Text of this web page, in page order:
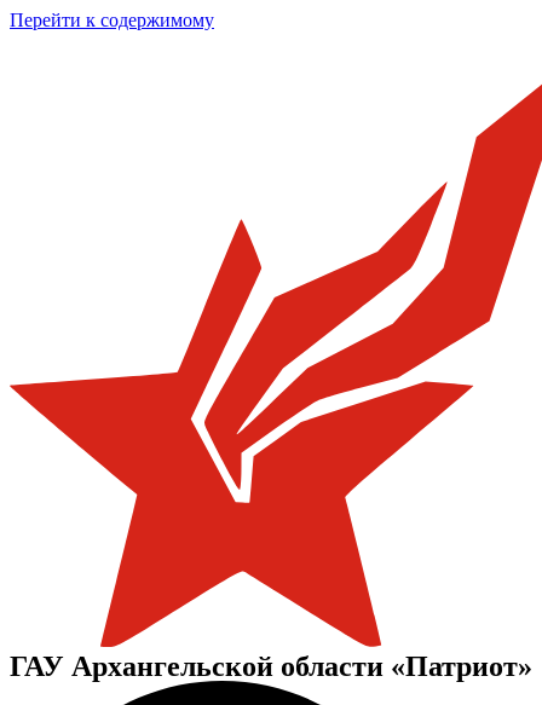
Перейти к содержимому
ГАУ Архангельской области «Патриот»